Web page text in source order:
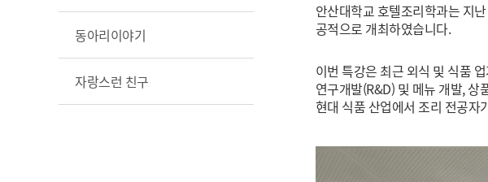
동아리이야기
자랑스런 친구
안산대학교 호텔조리학과는 지
공적으로 개최하였습니다.
이번 특강은 최근 외식 및 식품
연구개발(R&D) 및 메뉴 개발,
현대 식품 산업에서 조리 전공자